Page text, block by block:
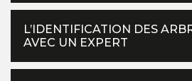
L’IDENTIFICATION DES
AVEC UN EXPERT